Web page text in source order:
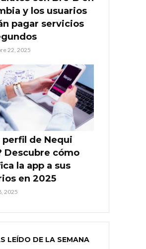
y los usuarios
pagar servicios
22, 2025
perfil de Nequi
Descubre cómo
la app a sus
en 2025
2025
LEÍDO DE LA SEMANA